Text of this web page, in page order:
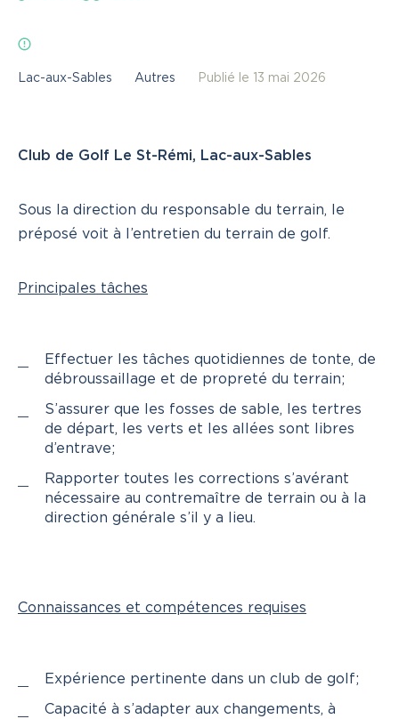
Nous joindre
Lac-aux-Sables Autres Publié le 13 mai 2026
Club de Golf Le St-Rémi, Lac-aux-Sables
Sous la direction du responsable du terrain, le
préposé voit à l’entretien du terrain de golf.
Principales tâches
Effectuer les tâches quotidiennes de tonte, de
débroussaillage et de propreté du terrain;
S’assurer que les fosses de sable, les tertres
de départ, les verts et les allées sont libres
d’entrave;
Rapporter toutes les corrections s’avérant
nécessaire au contremaître de terrain ou à la
direction générale s’il y a lieu.
Connaissances et compétences requises
Expérience pertinente dans un club de golf;
Capacité à s’adapter aux changements, à